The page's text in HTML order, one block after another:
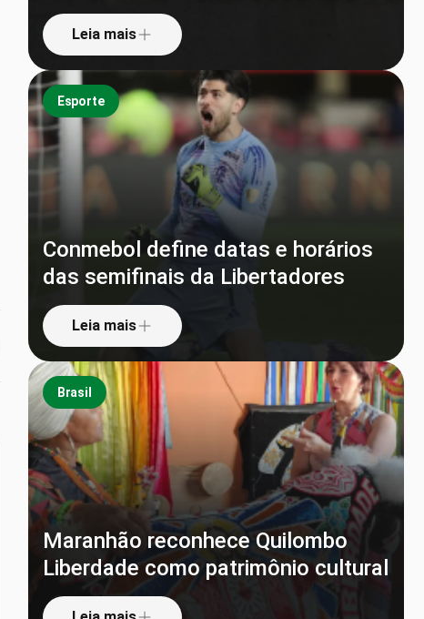
Leia mais
Esporte
Conmebol define datas e horários
das semifinais da Libertadores
Leia mais
Brasil
Maranhão reconhece Quilombo
Liberdade como patrimônio cultural